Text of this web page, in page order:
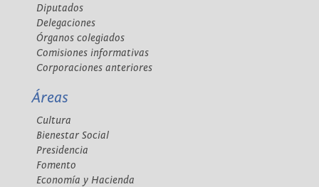
Diputados
Delegaciones
Órganos colegiados
Comisiones informativas
Corporaciones anteriores
Áreas
Cultura
Bienestar Social
Presidencia
Fomento
Economía y Hacienda